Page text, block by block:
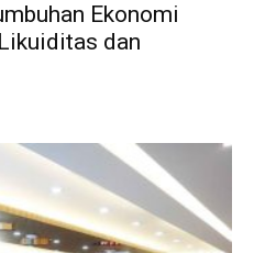
Ekonomi
dan